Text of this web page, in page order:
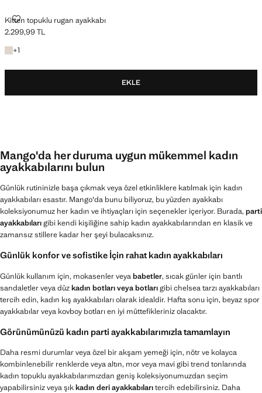
Kitten topuklu rugan ayakkabı
KITTEN TOPUKLU RUGAN AYAKKABI
Güncel fiyat [2.299,99 TL ]
2.299,99 TL
+1
+1 renk
EKLE
Mango'da her duruma uygun mükemmel kadın
ayakkabılarını bulun
Günlük rutininizle başa çıkmak veya özel etkinliklere katılmak için kadın
ayakkabıları esastır. Mango'da bunu biliyoruz, bu yüzden ayakkabı
koleksiyonumuz her kadın ve ihtiyaçları için seçenekler içeriyor. Burada, parti
ayakkabılarıgibi kendi kişiliğine sahip kadın ayakkabılarından en klasik ve
zamansız stillere kadar her şeyi bulacaksınız.
Günlük konfor ve sofistike İçin rahat kadın ayakkabıları
Günlük kullanım için, mokasenler veyababetler, sıcak günler için bantlı
sandaletler veya düzkadın botları veya botlarıgibi chelsea tarzı ayakkabıları
tercih edin, kadın kış ayakkabıları olarak idealdir. Hafta sonu için, beyaz spor
ayakkabılar veya kovboy botları en iyi müttefikleriniz olacaktır.
Görünümünüzü kadın parti ayakkabılarımızla tamamlayın
Daha resmi durumlar veya özel bir akşam yemeği için, nötr ve kolayca
kombinlenebilir renklerde veya altın, mor veya mavi gibi trend tonlarında
kadın topuklu ayakkabılarımızdan geniş koleksiyonumuzdan seçim
yapabilirsiniz veya şıkkadın deri ayakkabılarıtercih edebilirsiniz. Daha